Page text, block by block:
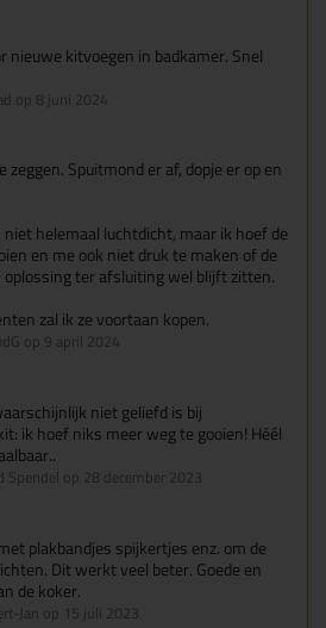
nieuwe kitvoegen in badkamer. Snel
op 8 juni 2024
Spuitmond er af, dopje er op en
helemaal luchtdicht, maar ik hoef de
en me ook niet druk te maken of de
oplossing ter afsluiting wel blijft zitten.
zal ik ze voortaan kopen.
op 9 april 2024
niet geliefd is bij
ik hoef niks meer weg te gooien! Héél
Spendel op 28 december 2023
plakbandjes spijkertjes enz. om de
Dit werkt veel beter. Goede en
de koker.
Jan op 15 juli 2023